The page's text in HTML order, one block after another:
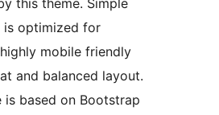
this theme. Simple
is optimized for
mobile friendly
and balanced layout.
is based on Bootstrap